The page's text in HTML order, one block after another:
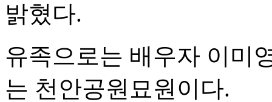
밝혔다.
유족으로는 배우자 이미
는 천안공원묘원이다.